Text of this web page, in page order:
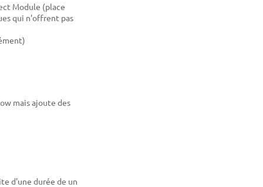
Module (place
qui n'offrent pas
mais ajoute des
d'une durée de un